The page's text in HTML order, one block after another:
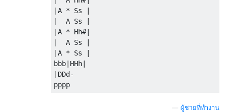
|A * Ss |
|  A Ss |
|A * Hh#|
|  A Ss |
|A * Ss |
bbb|HHh|
|DDd-
ผู้ชายที่ทำงาน